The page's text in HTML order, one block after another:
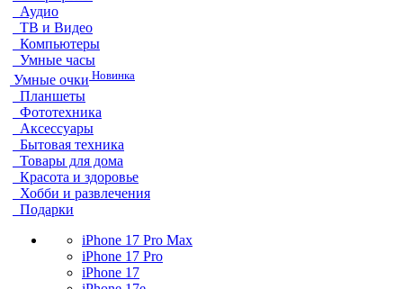
Аудио
ТВ и Видео
Компьютеры
Умные часы
Умные очки Новинка
Планшеты
Фототехника
Аксессуары
Бытовая техника
Товары для дома
Красота и здоровье
Хобби и развлечения
Подарки
iPhone 17 Pro Max
iPhone 17 Pro
iPhone 17